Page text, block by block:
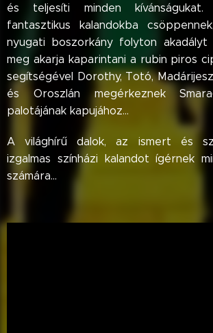
és teljesíti minden
fantasztikus kalandokba
nyugati boszorkány folyton akadályt
meg akarja kaparintani a rubin piros
segítségével Dorothy, Totó,
és Oroszlán megérkeznek
palotájának kapujához…
A világhírű dalok, az ismert és
izgalmas színházi kalandot ígérnek
számára...